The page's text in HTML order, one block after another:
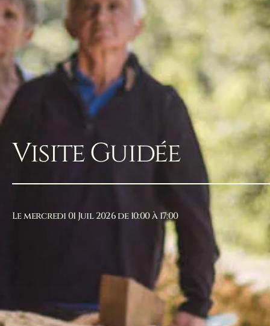
Visite Guidée
Le mercredi 01 Juil 2026 de 10:00 à 17:00